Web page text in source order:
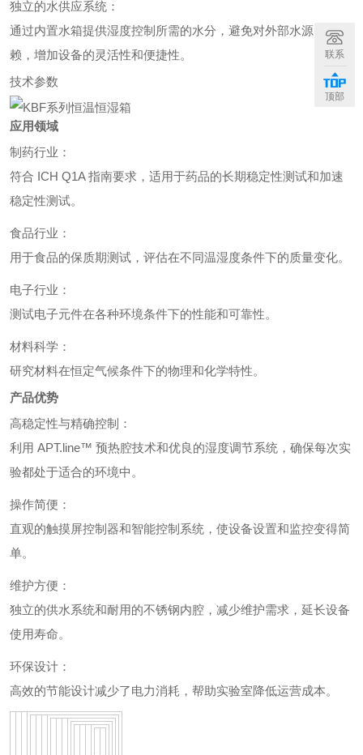
独立的水供应系统：
通过内置水箱提供湿度控制所需的水分，避免对外部水源的依
赖，增加设备的灵活性和便捷性。
技术参数
应用领域
制药行业：
符合 ICH Q1A 指南要求，适用于药品的长期稳定性测试和加速
稳定性测试。
食品行业：
用于食品的保质期测试，评估在不同温湿度条件下的质量变化。
电子行业：
测试电子元件在各种环境条件下的性能和可靠性。
材料科学：
研究材料在恒定气候条件下的物理和化学特性。
产品优势
高稳定性与精确控制：
利用 APT.line™ 预热腔技术和优良的湿度调节系统，确保每次实
验都处于适合的环境中。
操作简便：
直观的触摸屏控制器和智能控制系统，使设备设置和监控变得简
单。
维护方便：
独立的供水系统和耐用的不锈钢内腔，减少维护需求，延长设备
使用寿命。
环保设计：
高效的节能设计减少了电力消耗，帮助实验室降低运营成本。
联系
顶部